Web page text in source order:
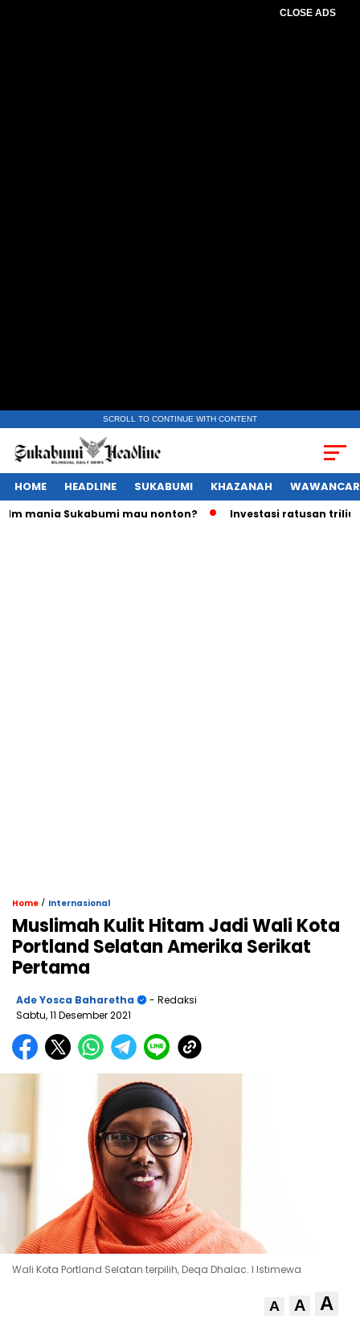
CLOSE ADS
SCROLL TO CONTINUE WITH CONTENT
HOME HEADLINE SUKABUMI KHAZANAH
Sukabumi mau nonton? Investasi ratusan triliun
Home / Internasional
Muslimah Kulit Hitam Jadi Wali Kota
Portland Selatan Amerika Serikat
Pertama
Ade Yosca Baharetha
- Redaksi
Sabtu, 11 Desember 2021
Wali Kota Portland Selatan terpilih, Deqa Dhalac. l Istimewa
A A A